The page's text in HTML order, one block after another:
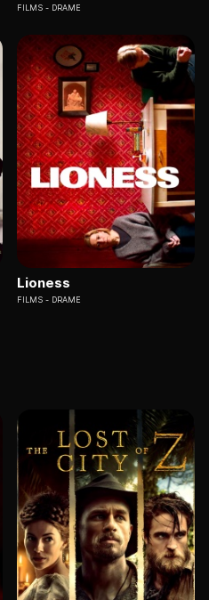
FILMS DRAME
Lioness
FILMS DRAME